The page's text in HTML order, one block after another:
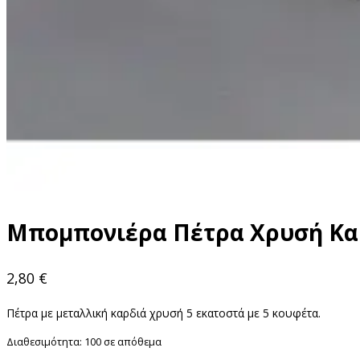
Μπομπονιέρα Πέτρα Χρυσή
2,80 €
Πέτρα με μεταλλική καρδιά χρυσή 5 εκατοστά με 5 κουφέτα.
Διαθεσιμότητα: 100 σε απόθεμα